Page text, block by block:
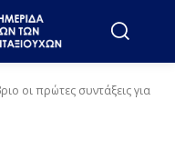
οι πρώτες συντάξεις για